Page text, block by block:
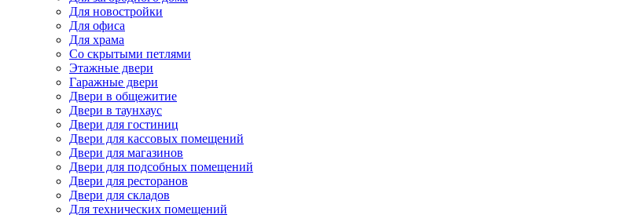
Для новостройки
Для офиса
Для храма
Со скрытыми петлями
Этажные двери
Гаражные двери
Двери в общежитие
Двери в таунхаус
Двери для гостиниц
Двери для кассовых помещений
Двери для магазинов
Двери для подсобных помещений
Двери для ресторанов
Двери для складов
Для технических помещений